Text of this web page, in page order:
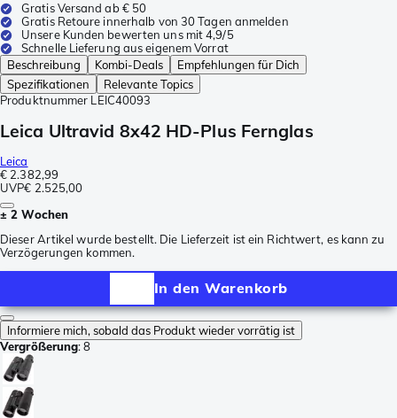
Gratis Versand ab € 50
Gratis Retoure innerhalb von 30 Tagen anmelden
Unsere Kunden bewerten uns mit 4,9/5
Schnelle Lieferung aus eigenem Vorrat
Beschreibung
Kombi-Deals
Empfehlungen für Dich
Spezifikationen
Relevante Topics
Produktnummer LEIC40093
Leica Ultravid 8x42 HD-Plus Fernglas
Leica
€ 2.382,99
UVP€ 2.525,00
± 2 Wochen
Dieser Artikel wurde bestellt. Die Lieferzeit ist ein Richtwert, es kann zu
Verzögerungen kommen.
In den Warenkorb
Informiere mich, sobald das Produkt wieder vorrätig ist
Vergrößerung:8